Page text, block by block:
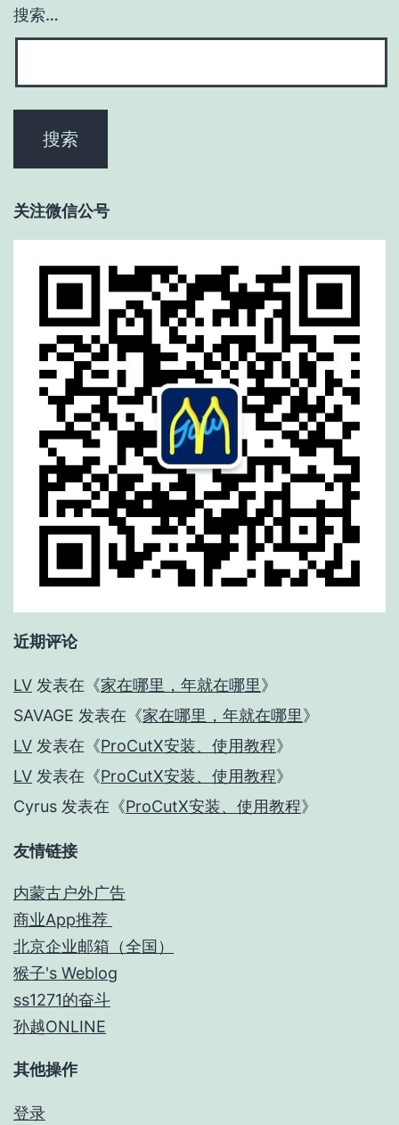
搜索…
关注微信公号
近期评论
LV 发表在《家在哪里，年就在哪里》
SAVAGE 发表在《家在哪里，年就在哪里》
LV 发表在《ProCutX安装、使用教程》
LV 发表在《ProCutX安装、使用教程》
Cyrus 发表在《ProCutX安装、使用教程》
友情链接
内蒙古户外广告
商业App推荐
北京企业邮箱（全国）
猴子's Weblog
ss1271的奋斗
孙越ONLINE
其他操作
登录